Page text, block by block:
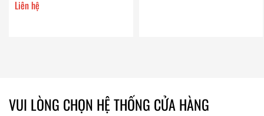
Liên hệ
VUI LÒNG CHỌN HỆ THỐNG CỬA HÀNG